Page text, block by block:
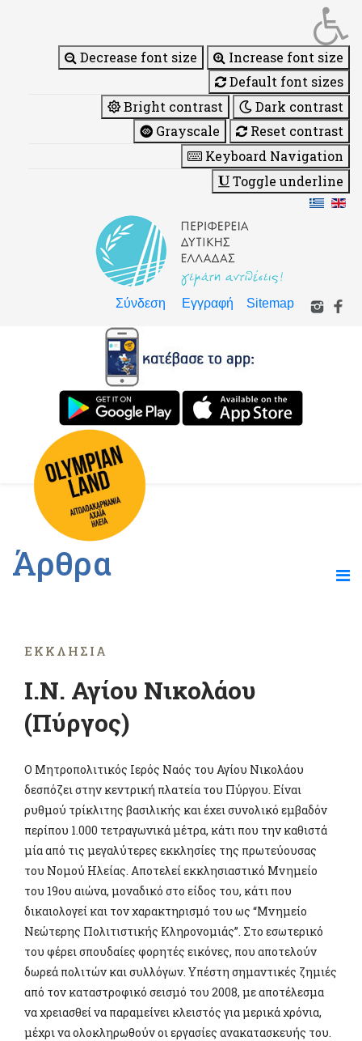
Decrease font size
Increase font size
Default font sizes
Bright contrast
Dark contrast
Grayscale
Reset contrast
Keyboard Navigation
Toggle underline
Σύνδεση Εγγραφή Sitemap
Άρθρα
ΕΚΚΛΗΣΊΑ
Ι.Ν. Αγίου Νικολάου
(Πύργος)
Ο Μητροπολιτικός Ιερός Ναός του Αγίου Νικολάου
δεσπόζει στην κεντρική πλατεία του Πύργου. Είναι
ρυθμού τρίκλιτης βασιλικής και έχει συνολικό εμβαδόν
περίπου 1.000 τετραγωνικά μέτρα, κάτι που την καθιστά
μία από τις μεγαλύτερες εκκλησίες της πρωτεύουσας
του Νομού Ηλείας. Αποτελεί εκκλησιαστικό Μνημείο
του 19ου αιώνα, μοναδικό στο είδος του, κάτι που
δικαιολογεί και τον χαρακτηρισμό του ως “Mνημείο
Νεώτερης Πολιτιστικής Κληρονομιάς”. Στο εσωτερικό
του φέρει σπουδαίες φορητές εικόνες, που αποτελούν
δωρεά πολιτών και συλλόγων. Υπέστη σημαντικές ζημιές
από τον καταστροφικό σεισμό του 2008, με αποτέλεσμα
να χρειασθεί να παραμείνει κλειστός για μερικά χρόνια,
μέχρι να ολοκληρωθούν οι εργασίες ανακατασκευής του.